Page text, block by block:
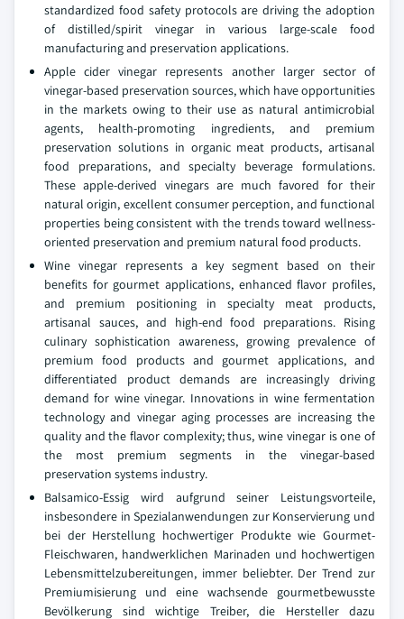
standardized food safety protocols are driving the adoption
of distilled/spirit vinegar in various large-scale food
manufacturing and preservation applications.
Apple cider vinegar represents another larger sector of
vinegar-based preservation sources, which have opportunities
in the markets owing to their use as natural antimicrobial
agents, health-promoting ingredients, and premium
preservation solutions in organic meat products, artisanal
food preparations, and specialty beverage formulations.
These apple-derived vinegars are much favored for their
natural origin, excellent consumer perception, and functional
properties being consistent with the trends toward wellness-
oriented preservation and premium natural food products.
Wine vinegar represents a key segment based on their
benefits for gourmet applications, enhanced flavor profiles,
and premium positioning in specialty meat products,
artisanal sauces, and high-end food preparations. Rising
culinary sophistication awareness, growing prevalence of
premium food products and gourmet applications, and
differentiated product demands are increasingly driving
demand for wine vinegar. Innovations in wine fermentation
technology and vinegar aging processes are increasing the
quality and the flavor complexity; thus, wine vinegar is one of
the most premium segments in the vinegar-based
preservation systems industry.
Balsamico-Essig wird aufgrund seiner Leistungsvorteile,
insbesondere in Spezialanwendungen zur Konservierung und
bei der Herstellung hochwertiger Produkte wie Gourmet-
Fleischwaren, handwerklichen Marinaden und hochwertigen
Lebensmittelzubereitungen, immer beliebter. Der Trend zur
Premiumisierung und eine wachsende gourmetbewusste
Bevölkerung sind wichtige Treiber, die Hersteller dazu